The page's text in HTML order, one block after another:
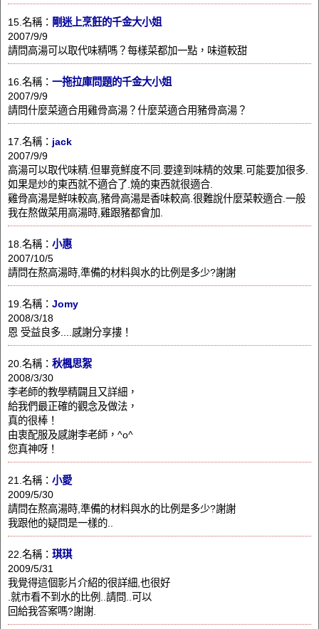
15.名稱： 剛迷上烹飪的千金大小姐
2007/9/9
請問高湯可以取代味精嗎？每樣菜都加一點，味道較甜
16.名稱： 一拖拉庫問題的千金大小姐
2007/9/9
請問什麼菜適合用雞骨高湯？什麼菜適合用豬骨高湯？
17.名稱： jack
2007/9/9
高湯可以取代味精.但畢竟鮮度不同.要達到味精的效果.可能要加很多.
如果是炒的東西就不適合了.燒的東西就很適合.
雞骨高湯是鮮味較高,豬骨高湯是香味較高.很難說什麼菜較適合.一般
我在熬做菜用高湯時,雞跟豬都會加.
18.名稱： 小惠
2007/10/5
請問在熬高湯時,準備的材料與水的比例是多少?謝謝
19.名稱： Jomy
2008/3/18
恩 受益良多....感謝分享摟！
20.名稱： 秋楓思絮
2008/3/30
李老師的教學精闢且又詳細，
給我們最正確的觀念及做法，
真的很棒！
由衷配服及感謝李老師，^o^
您真神呀！
21.名稱： 小愛
2009/5/30
請問在熬高湯時,準備的材料與水的比例是多少?謝謝
我跟他的疑問是一樣的..
22.名稱： 琪琪
2009/5/31
我覺得這個影片介紹的很詳細,也很好
.就市看不到水的比例..請問..可以
回給我答案嗎?謝謝.